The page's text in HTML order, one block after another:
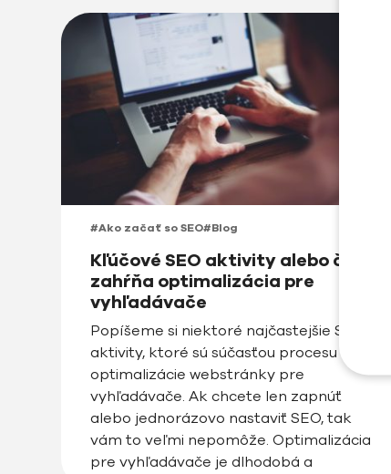
#Ako začať so SEO#Blog
Kľúčové SEO aktivity alebo čo
zahŕňa optimalizácia pre
vyhľadávače
Popíšeme si niektoré najčastejšie SEO
aktivity, ktoré sú súčasťou procesu
optimalizácie webstránky pre
vyhľadávače. Ak chcete len zapnúť
alebo jednorázovo nastaviť SEO, tak
vám to veľmi nepomôže. Optimalizácia
pre vyhľadávače je dlhodobá a